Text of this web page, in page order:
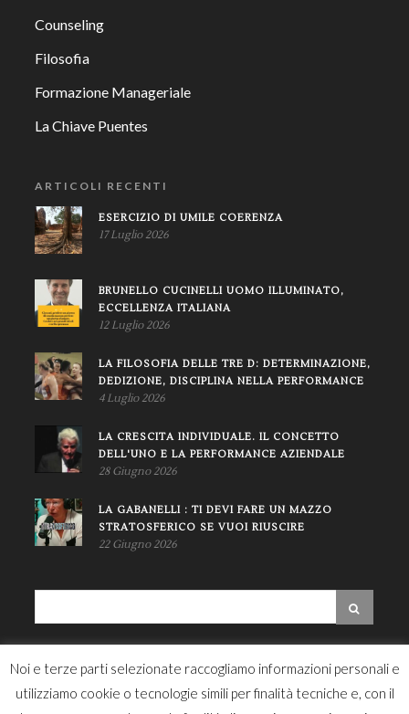
Counseling
Filosofia
Formazione Manageriale
La Chiave Puentes
ARTICOLI RECENTI
ESERCIZIO DI UMILE COERENZA
17 Luglio 2026
BRUNELLO CUCINELLI UOMO ILLUMINATO,
ECCELLENZA ITALIANA
12 Luglio 2026
LA FILOSOFIA DELLE TRE D: DETERMINAZIONE,
DEDIZIONE, DISCIPLINA NELLA PERFORMANCE
4 Luglio 2026
LA CRESCITA INDIVIDUALE. IL CONCETTO
DELL'UNO E LA PERFORMANCE AZIENDALE
28 Giugno 2026
LA GABANELLI : TI DEVI FARE UN MAZZO
STRATOSFERICO SE VUOI RIUSCIRE
22 Giugno 2026
NEWSLETTER
Noi e terze parti selezionate raccogliamo informazioni personali e
utilizziamo cookie o tecnologie simili per finalità tecniche e, con il